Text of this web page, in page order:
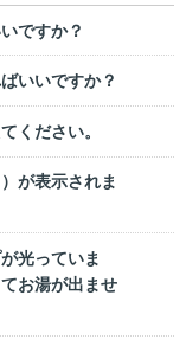
ですか？
いいですか？
ください。
が表示されま
光っていま
お湯が出ませ